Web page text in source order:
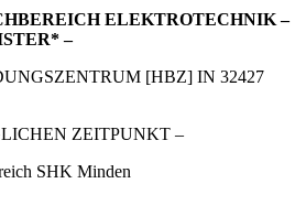
ELEKTROTECHNIK –
–
[HBZ] IN 32427
ZEITPUNKT –
SHK Minden